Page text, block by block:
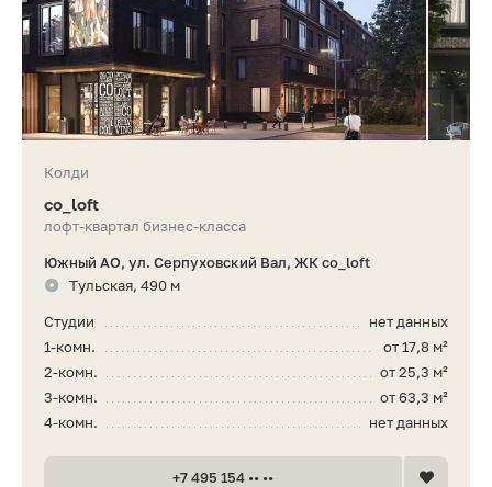
Колди
co_loft
лофт-квартал бизнес-класса
Южный АО, ул. Серпуховский Вал, ЖК co_loft
Тульская, 490 м
нет данных
Студии
от 17,8 м²
1-комн.
от 25,3 м²
2-комн.
от 63,3 м²
3-комн.
нет данных
4-комн.
+7 495 154 •• ••